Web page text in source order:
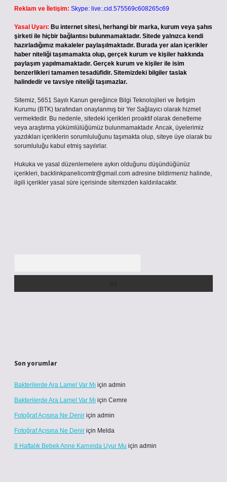
Reklam ve İletişim: Skype: live:.cid.575569c608265c69
Yasal Uyarı: Bu internet sitesi, herhangi bir marka, kurum veya şahıs
şirketi ile hiçbir bağlantısı bulunmamaktadır. Sitede yalnızca kendi
hazırladığımız makaleler paylaşılmaktadır. Burada yer alan içerikler
haber niteliği taşımamakta olup, gerçek kurum ve kişiler hakkında
paylaşım yapılmamaktadır. Gerçek kurum ve kişiler ile isim
benzerlikleri tamamen tesadüfidir. Sitemizdeki bilgiler taslak
halindedir ve tavsiye niteliği taşımazlar.
Sitemiz, 5651 Sayılı Kanun gereğince Bilgi Teknolojileri ve İletişim
Kurumu (BTK) tarafından onaylanmış bir Yer Sağlayıcı olarak hizmet
vermektedir. Bu nedenle, sitedeki içerikleri proaktif olarak denetleme
veya araştırma yükümlülüğümüz bulunmamaktadır. Ancak, üyelerimiz
yazdıkları içeriklerin sorumluluğunu taşımakta olup, siteye üye olarak bu
sorumluluğu kabul etmiş sayılırlar.
Hukuka ve yasal düzenlemelere aykırı olduğunu düşündüğünüz
içerikleri, backlinkpanelicomtr@gmail.com adresine bildirmeniz halinde,
ilgili içerikler yasal süre içerisinde sitemizden kaldırılacaktır.
Son yorumlar
Bakterilerde Ara Lamel Var Mı için admin
Bakterilerde Ara Lamel Var Mı için Cemre
Fotoğraf Açısına Ne Denir için admin
Fotoğraf Açısına Ne Denir için Melda
8 Haftalık Bebek Anne Karnında Uyur Mu için admin